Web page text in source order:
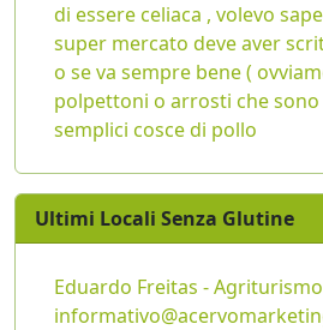
di essere celiaca , volevo
super mercato deve aver
o se va sempre bene (
polpettoni o arrosti che
semplici cosce di pollo
Ultimi Locali Senza Glutine
Eduardo Freitas -